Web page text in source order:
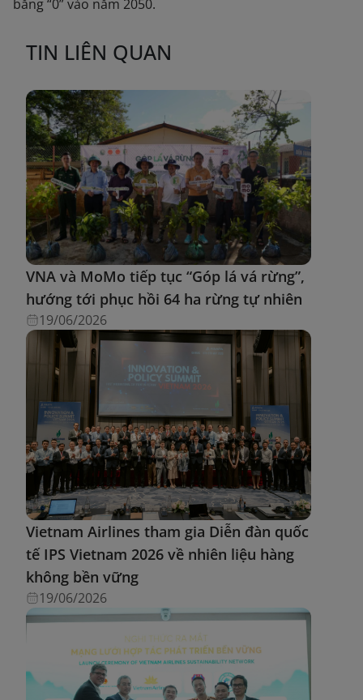
bằng “0” vào năm 2050.
TIN LIÊN QUAN
VNA và MoMo tiếp tục “Góp lá vá rừng”,
hướng tới phục hồi 64 ha rừng tự nhiên
19/06/2026
Vietnam Airlines tham gia Diễn đàn quốc
tế IPS Vietnam 2026 về nhiên liệu hàng
không bền vững
19/06/2026